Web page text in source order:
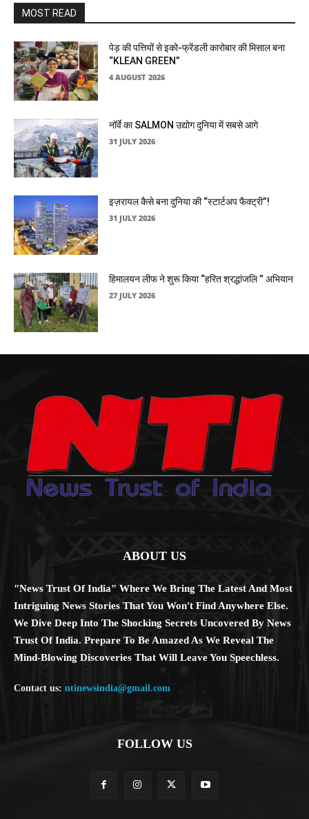
MOST READ
पेड़ की पत्तियों से इको-फ्रेंडली कारोबार की मिसाल बना
“KLEAN GREEN”
4 AUGUST 2026
नॉर्वे का SALMON उद्योग दुनिया में सबसे आगे
31 JULY 2026
इज़रायल कैसे बना दुनिया की “स्टार्टअप फैक्ट्री”!
31 JULY 2026
हिमालयन लीफ ने शुरू किया “हरित श्रद्धांजलि ” अभियान
27 JULY 2026
ABOUT US
"News Trust Of India" Where We Bring The Latest And Most
Intriguing News Stories That You Won't Find Anywhere Else.
We Dive Deep Into The Shocking Secrets Uncovered By News
Trust Of India. Prepare To Be Amazed As We Reveal The
Mind-Blowing Discoveries That Will Leave You Speechless.
Contact us: ntinewsindia@gmail.com
FOLLOW US